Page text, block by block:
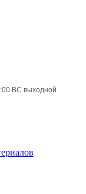
ВС выходной